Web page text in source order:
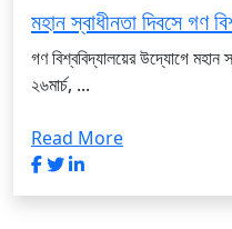
মহান স্বাধীনতা দিবসে গণ
গণ বিশ্ববিদ্যালয়ের উদ্যোগে মহান
২৬মার্চ, ...
Read More